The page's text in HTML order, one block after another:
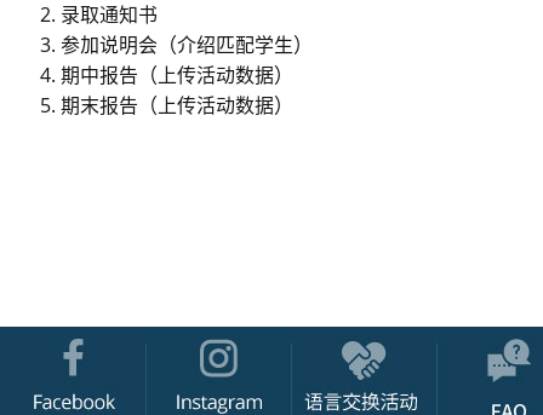
录取通知书
参加说明会（介绍匹配学生）
期中报告（上传活动数据）
期末报告（上传活动数据）